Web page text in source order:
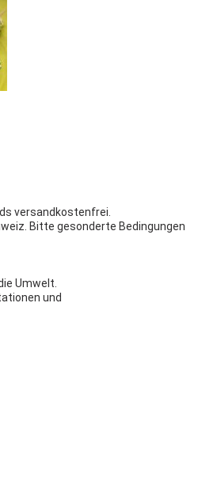
versandkostenfrei.
Bitte gesonderte Bedingungen
Umwelt.
und